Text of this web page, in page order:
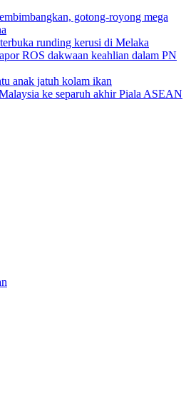
gotong-royong mega
runding kerusi di Melaka
ROS dakwaan keahlian dalam PN
anak jatuh kolam ikan
ke separuh akhir Piala ASEAN